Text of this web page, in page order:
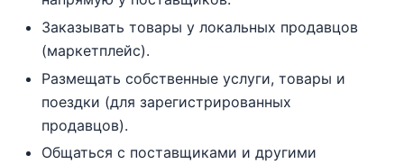
Заказывать товары у локальных продавцов
(маркетплейс).
Размещать собственные услуги, товары и
поездки (для зарегистрированных
продавцов).
Общаться с поставщиками и другими